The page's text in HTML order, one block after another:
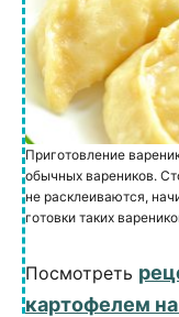
Приготовление
обычных вареников.
не расклеиваются,
готовки таких
Посмотреть
картофелем